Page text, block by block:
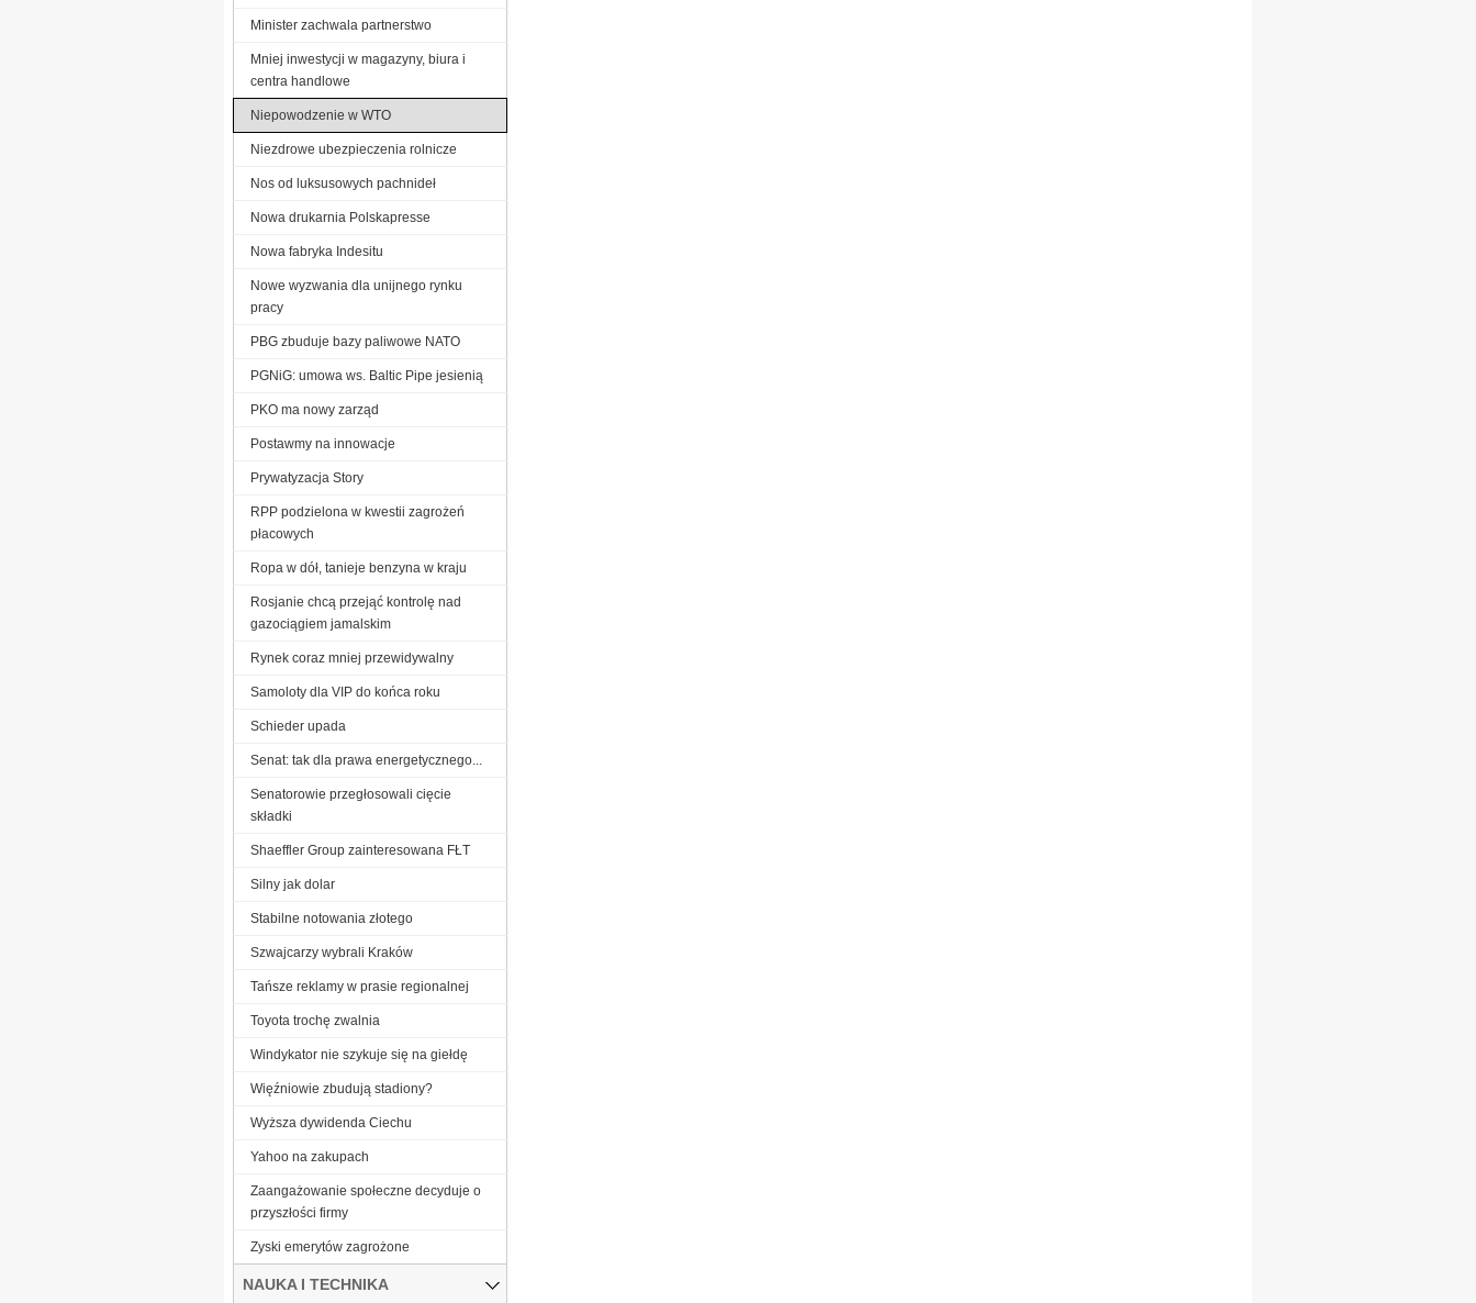
Minister zachwala partnerstwo
Mniej inwestycji w magazyny, biura i
centra handlowe
Niepowodzenie w WTO
Niezdrowe ubezpieczenia rolnicze
Nos od luksusowych pachnideł
Nowa drukarnia Polskapresse
Nowa fabryka Indesitu
Nowe wyzwania dla unijnego rynku
pracy
PBG zbuduje bazy paliwowe NATO
PGNiG: umowa ws. Baltic Pipe jesienią
PKO ma nowy zarząd
Postawmy na innowacje
Prywatyzacja Story
RPP podzielona w kwestii zagrożeń
płacowych
Ropa w dół, tanieje benzyna w kraju
Rosjanie chcą przejąć kontrolę nad
gazociągiem jamalskim
Rynek coraz mniej przewidywalny
Samoloty dla VIP do końca roku
Schieder upada
Senat: tak dla prawa energetycznego...
Senatorowie przegłosowali cięcie
składki
Shaeffler Group zainteresowana FŁT
Silny jak dolar
Stabilne notowania złotego
Szwajcarzy wybrali Kraków
Tańsze reklamy w prasie regionalnej
Toyota trochę zwalnia
Windykator nie szykuje się na giełdę
Więźniowie zbudują stadiony?
Wyższa dywidenda Ciechu
Yahoo na zakupach
Zaangażowanie społeczne decyduje o
przyszłości firmy
Zyski emerytów zagrożone
NAUKA I TECHNIKA